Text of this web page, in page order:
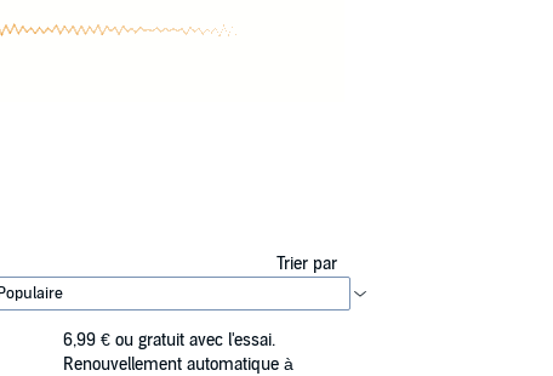
Trier par
6,99 € ou gratuit avec l'essai.
Renouvellement automatique à